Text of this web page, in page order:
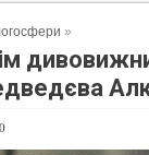
»
0